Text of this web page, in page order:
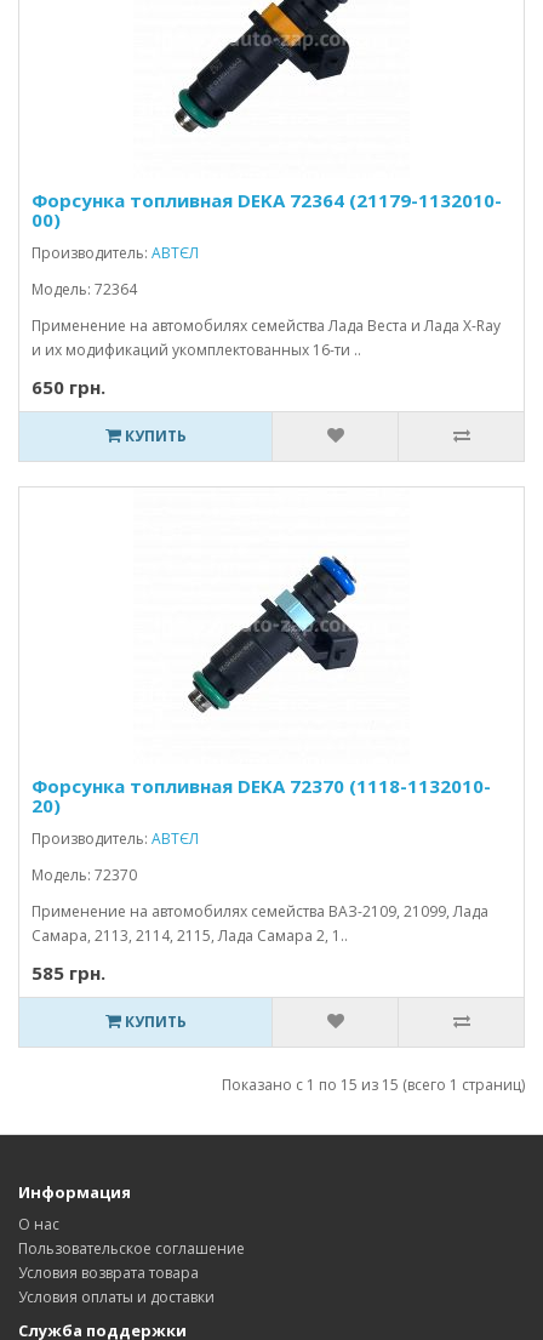
Форсунка топливная DEKA 72364 (21179-1132010-
00)
Производитель: АВТЄЛ
Модель: 72364
Применение на автомобилях семейства Лада Веста и Лада X-Ray
и их модификаций укомплектованных 16-ти ..
650 грн.
КУПИТЬ
Форсунка топливная DEKA 72370 (1118-1132010-
20)
Производитель: АВТЄЛ
Модель: 72370
Применение на автомобилях семейства ВАЗ-2109, 21099, Лада
Самара, 2113, 2114, 2115, Лада Самара 2, 1..
585 грн.
КУПИТЬ
Показано с 1 по 15 из 15 (всего 1 страниц)
Информация
О нас
Пользовательское соглашение
Условия возврата товара
Условия оплаты и доставки
Служба поддержки